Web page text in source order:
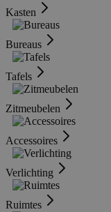
Kasten
Bureaus
Tafels
Zitmeubelen
Accessoires
Verlichting
Ruimtes